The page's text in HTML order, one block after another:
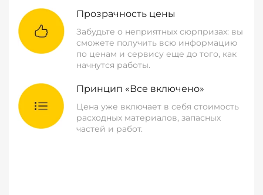
Прозрачность цены
Забудьте о неприятных сюрпризах: вы
сможете получить всю информацию
по ценам и сервису еще до того, как
начнутся работы.
Принцип «Все включено»
Цена уже включает в себя стоимость
расходных материалов, запасных
частей и работ.